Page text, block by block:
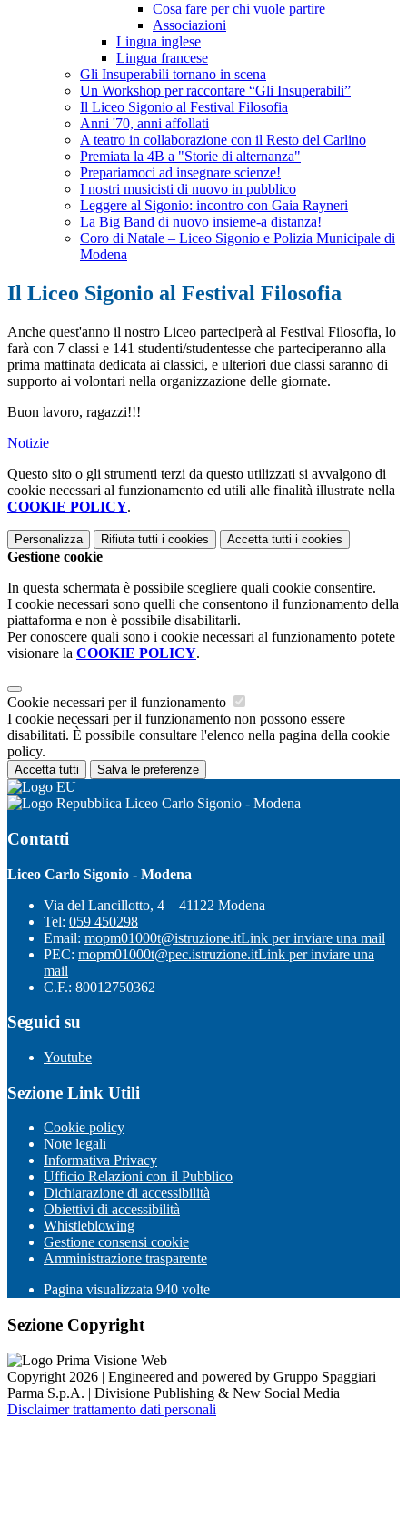
Cosa fare per chi vuole partire
Associazioni
Lingua inglese
Lingua francese
Gli Insuperabili tornano in scena
Un Workshop per raccontare “Gli Insuperabili”
Il Liceo Sigonio al Festival Filosofia
Anni '70, anni affollati
A teatro in collaborazione con il Resto del Carlino
Premiata la 4B a "Storie di alternanza"
Prepariamoci ad insegnare scienze!
I nostri musicisti di nuovo in pubblico
Leggere al Sigonio: incontro con Gaia Rayneri
La Big Band di nuovo insieme-a distanza!
Coro di Natale – Liceo Sigonio e Polizia Municipale di
Modena
Il Liceo Sigonio al Festival Filosofia
Anche quest'anno il nostro Liceo parteciperà al Festival Filosofia, lo
farà con 7 classi e 141 studenti/studentesse che parteciperanno alla
prima mattinata dedicata ai classici, e ulteriori due classi saranno di
supporto ai volontari nella organizzazione delle giornate.
Buon lavoro, ragazzi!!!
Notizie
Questo sito o gli strumenti terzi da questo utilizzati si avvalgono di
cookie necessari al funzionamento ed utili alle finalità illustrate nella
COOKIE POLICY.
Personalizza Rifiuta tutti i cookies Accetta tutti i cookies
Gestione cookie
In questa schermata è possibile scegliere quali cookie consentire.
I cookie necessari sono quelli che consentono il funzionamento della
piattaforma e non è possibile disabilitarli.
Per conoscere quali sono i cookie necessari al funzionamento potete
visionare la COOKIE POLICY.
Cookie necessari per il funzionamento
I cookie necessari per il funzionamento non possono essere
disabilitati. È possibile consultare l'elenco nella pagina della cookie
policy.
Accetta tutti Salva le preferenze
Liceo Carlo Sigonio - Modena
Contatti
Liceo Carlo Sigonio - Modena
Via del Lancillotto, 4 – 41122 Modena
Tel: 059 450298
Email: mopm01000t@istruzione.itLink per inviare una mail
PEC: mopm01000t@pec.istruzione.itLink per inviare una
mail
C.F.: 80012750362
Seguici su
Youtube
Sezione Link Utili
Cookie policy
Note legali
Informativa Privacy
Ufficio Relazioni con il Pubblico
Dichiarazione di accessibilità
Obiettivi di accessibilità
Whistleblowing
Gestione consensi cookie
Amministrazione trasparente
Pagina visualizzata 940 volte
Sezione Copyright
Copyright 2026 | Engineered and powered by Gruppo Spaggiari
Parma S.p.A. | Divisione Publishing & New Social Media
Disclaimer trattamento dati personali